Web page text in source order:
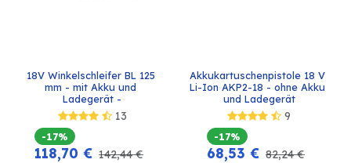
18V Winkelschleifer BL 125
mm - mit Akku und
Ladegerät -
13
-17%
118,70 € 142,44€
Akkukartuschenpistole 18 V
Li-Ion AKP2-18 - ohne Akku
und Ladegerät
9
-17%
68,53 € 82,24€